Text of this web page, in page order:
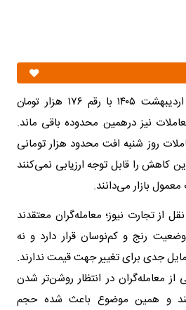
قیمت دلار روز یکشنبه ۲۰ اردیبهشت ۱۴۰۵ با رقم ۱۷۶ هزار تومان
نیز درهمین محدوده باقی ماند.
روز شنبه افت محدود هزار تومانی
کاهش را قابل توجه ارزیابی نمی‌کنند
بازار می‌دانند.
از تجارت نیوز؛ معامله‌گران معتقدند
وضعیت رنج و کم‌نوسان قرار دارد و نه
جدی برای تغییر جهت قیمت ندارند.
از معامله‌گران در انتظار روشن‌تر شدن
و همین موضوع باعث شده حجم